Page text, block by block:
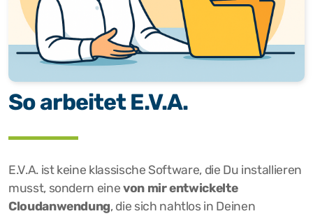
So arbeitet E.V.A.
E.V.A. ist keine klassische Software, die Du installieren
musst, sondern eine von mir entwickelte
Cloudanwendung, die sich nahtlos in Deinen